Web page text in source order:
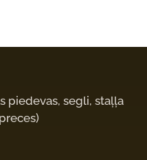
piedevas, segli, staļļa